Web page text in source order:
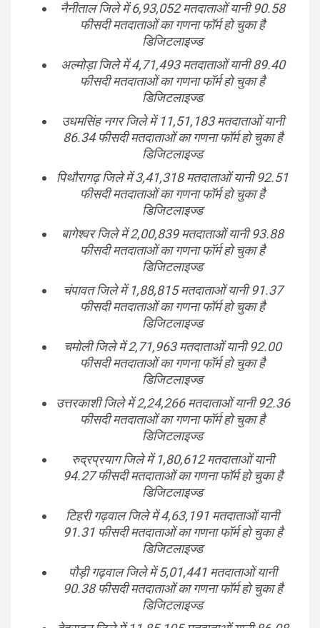
नैनीताल जिले में 6,93,052 मतदाताओं यानी 90.58
फीसदी मतदाताओं का गणना फॉर्म हो चुका है
डिजिटलाइज्ड
अल्मोड़ा जिले में 4,71,493 मतदाताओं यानी 89.40
फीसदी मतदाताओं का गणना फॉर्म हो चुका है
डिजिटलाइज्ड
उधमसिंह नगर जिले में 11,51,183 मतदाताओं यानी
86.34 फीसदी मतदाताओं का गणना फॉर्म हो चुका है
डिजिटलाइज्ड
पिथौरागढ़ जिले में 3,41,318 मतदाताओं यानी 92.51
फीसदी मतदाताओं का गणना फॉर्म हो चुका है
डिजिटलाइज्ड
बागेश्वर जिले में 2,00,839 मतदाताओं यानी 93.88
फीसदी मतदाताओं का गणना फॉर्म हो चुका है
डिजिटलाइज्ड
चंपावत जिले में 1,88,815 मतदाताओं यानी 91.37
फीसदी मतदाताओं का गणना फॉर्म हो चुका है
डिजिटलाइज्ड
चमोली जिले में 2,71,963 मतदाताओं यानी 92.00
फीसदी मतदाताओं का गणना फॉर्म हो चुका है
डिजिटलाइज्ड
उत्तरकाशी जिले में 2,24,266 मतदाताओं यानी 92.36
फीसदी मतदाताओं का गणना फॉर्म हो चुका है
डिजिटलाइज्ड
रुद्रप्रयाग जिले में 1,80,612 मतदाताओं यानी
94.27 फीसदी मतदाताओं का गणना फॉर्म हो चुका है
डिजिटलाइज्ड
टिहरी गढ़वाल जिले में 4,63,191 मतदाताओं यानी
91.31 फीसदी मतदाताओं का गणना फॉर्म हो चुका है
डिजिटलाइज्ड
पौड़ी गढ़वाल जिले में 5,01,441 मतदाताओं यानी
90.38 फीसदी मतदाताओं का गणना फॉर्म हो चुका है
डिजिटलाइज्ड